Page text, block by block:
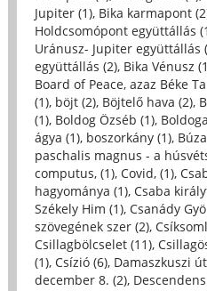
Jupiter (1), Bika karmapont
Holdcsomópont együttállás
Uránusz- Jupiter együttállás
együttállás (2), Bika Vénusz
Board of Peace, azaz Béke
(1), böjt (2), Böjtelő hava (2),
(1), Boldog Özséb (1),
ágya (1), boszorkány (1),
paschalis magnus - a
computus, (1), Covid, (1),
hagyománya (1), Csaba
Székely Him (1), Csanády
szövegének szer (2),
Csillagbölcselet (11),
(1), Csízió (6), Damaszkuszi
december 8. (2),